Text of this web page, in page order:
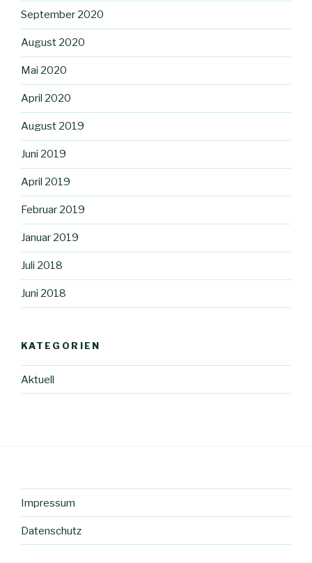
September 2020
August 2020
Mai 2020
April 2020
August 2019
Juni 2019
April 2019
Februar 2019
Januar 2019
Juli 2018
Juni 2018
KATEGORIEN
Aktuell
Impressum
Datenschutz